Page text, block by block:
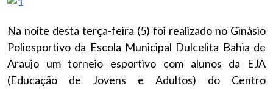
Na noite desta terça-feira (5) foi realizado no Ginásio
Poliesportivo da Escola Municipal Dulcelita Bahia de
Araujo um torneio esportivo com alunos da EJA
(Educação de Jovens e Adultos) do Centro